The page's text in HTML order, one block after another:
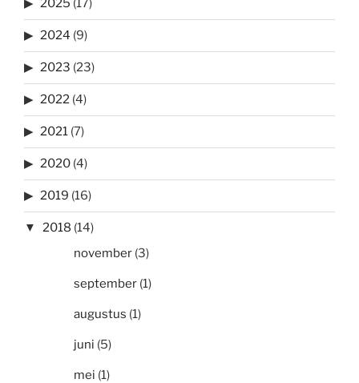
2025 (17)
2024 (9)
2023 (23)
2022 (4)
2021 (7)
2020 (4)
2019 (16)
2018 (14)
november(3)
september(1)
augustus (1)
juni (5)
mei (1)